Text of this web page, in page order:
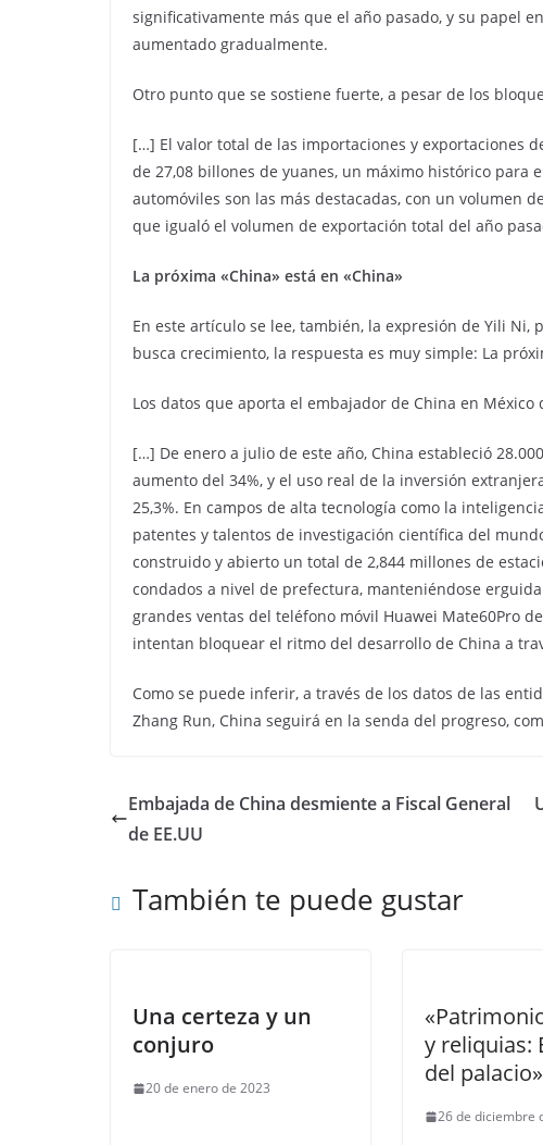
significativamente más que el año pasado, y su papel
aumentado gradualmente.
Otro punto que se sostiene fuerte, a pesar de los
[…] El valor total de las importaciones y exportaciones
de 27,08 billones de yuanes, un máximo histórico para
automóviles son las más destacadas, con un volumen
que igualó el volumen de exportación total del año
La próxima «China» está en «China»
En este artículo se lee, también, la expresión de Yili
busca crecimiento, la respuesta es muy simple: La
Los datos que aporta el embajador de China en
[…] De enero a julio de este año, China estableció
aumento del 34%, y el uso real de la inversión
25,3%. En campos de alta tecnología como la
patentes y talentos de investigación científica del
construido y abierto un total de 2,844 millones de
condados a nivel de prefectura, manteniéndose
grandes ventas del teléfono móvil Huawei Mate60Pro
intentan bloquear el ritmo del desarrollo de China a
Como se puede inferir, a través de los datos de las
Zhang Run, China seguirá en la senda del progreso,
Embajada de China desmiente a Fiscal General
de EE.UU
También te puede gustar
Una certeza y un
conjuro
20 de enero de 2023
y reliquias:
del palacio»
26 de diciembre